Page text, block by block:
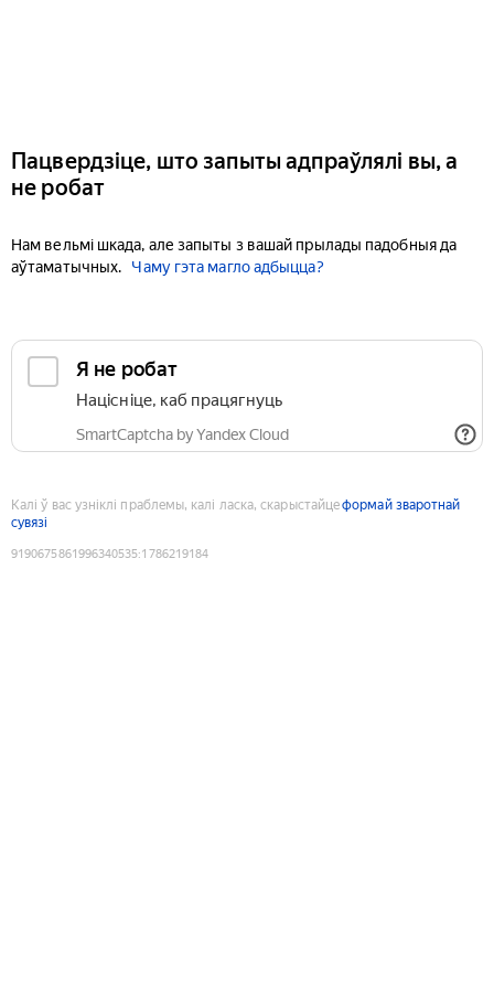
Пацвердзіце, што запыты адпраўлялі вы, а
не робат
Нам вельмі шкада, але запыты з вашай прылады падобныя да
аўтаматычных.
Чаму гэта магло адбыцца?
Я не робат
Націсніце, каб працягнуць
SmartCaptcha by Yandex Cloud
Калі ў вас узніклі праблемы, калі ласка, скарыстайцеформай зваротнай
сувязі
9190675861996340535:1786219184